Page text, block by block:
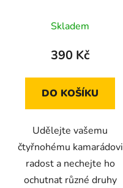
hodnocení
produktu
4,5
z
hvězdiček.
Skladem
390 Kč
DO KOŠÍKU
Udělejte vašemu
čtyřnohému kamarádovi
radost a nechejte ho
ochutnat různé druhy